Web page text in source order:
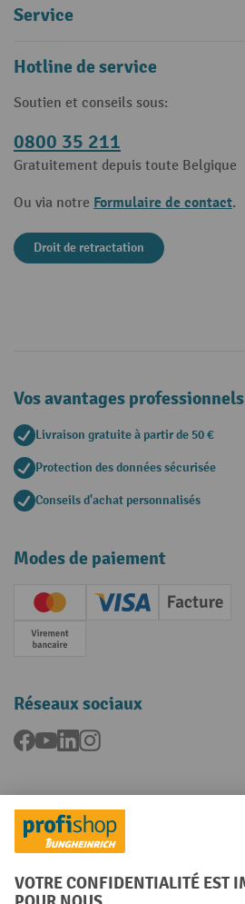
Service
Hotline de service
Soutien et conseils sous:
0800 35 211
Gratuitement depuis toute Belgique
Ou via notre Formulaire de contact.
Droit de retractation
Vos avantages professionnels
Livraison gratuite à partir de 50 €
Protection des données sécurisée
Conseils d'achat personnalisés
Modes de paiement
Creditcard (Master)Creditcard (Visa)
Facture
Paiement anticipé
Réseaux sociaux
Facebook
YouTubeLinkedInInstagram
Langues
FR NL